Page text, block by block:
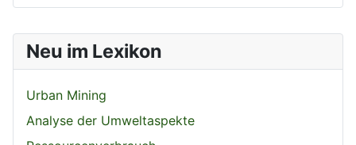
Neu im Lexikon
Urban Mining
Analyse der Umweltaspekte